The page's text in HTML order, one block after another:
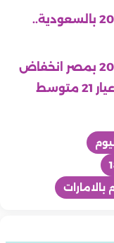
أسعار الذهب اليوم | الأحد 17-8-2025 بالسعودية..
أسعار الذهب اليوم | الأحد 17-8-2025 بمصر انخفاض
أسعار الذهب في مصر حيث سجل عيار 21 متوسط
بالامارات
ويفاجئ الجميع